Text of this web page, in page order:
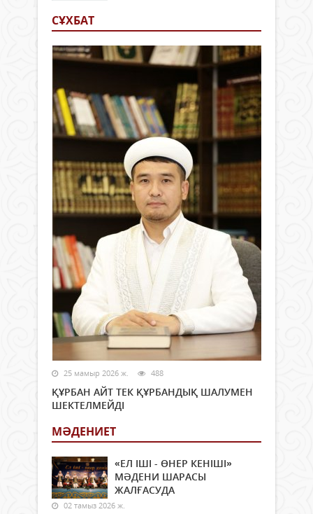
СҰХБАТ
25 мамыр 2026 ж. 488
ҚҰРБАН АЙТ ТЕК ҚҰРБАНДЫҚ ШАЛУМЕН
ШЕКТЕЛМЕЙДІ
МӘДЕНИЕТ
«ЕЛ ІШІ - ӨНЕР КЕНІШІ»
МӘДЕНИ ШАРАСЫ
ЖАЛҒАСУДА
02 тамыз 2026 ж.